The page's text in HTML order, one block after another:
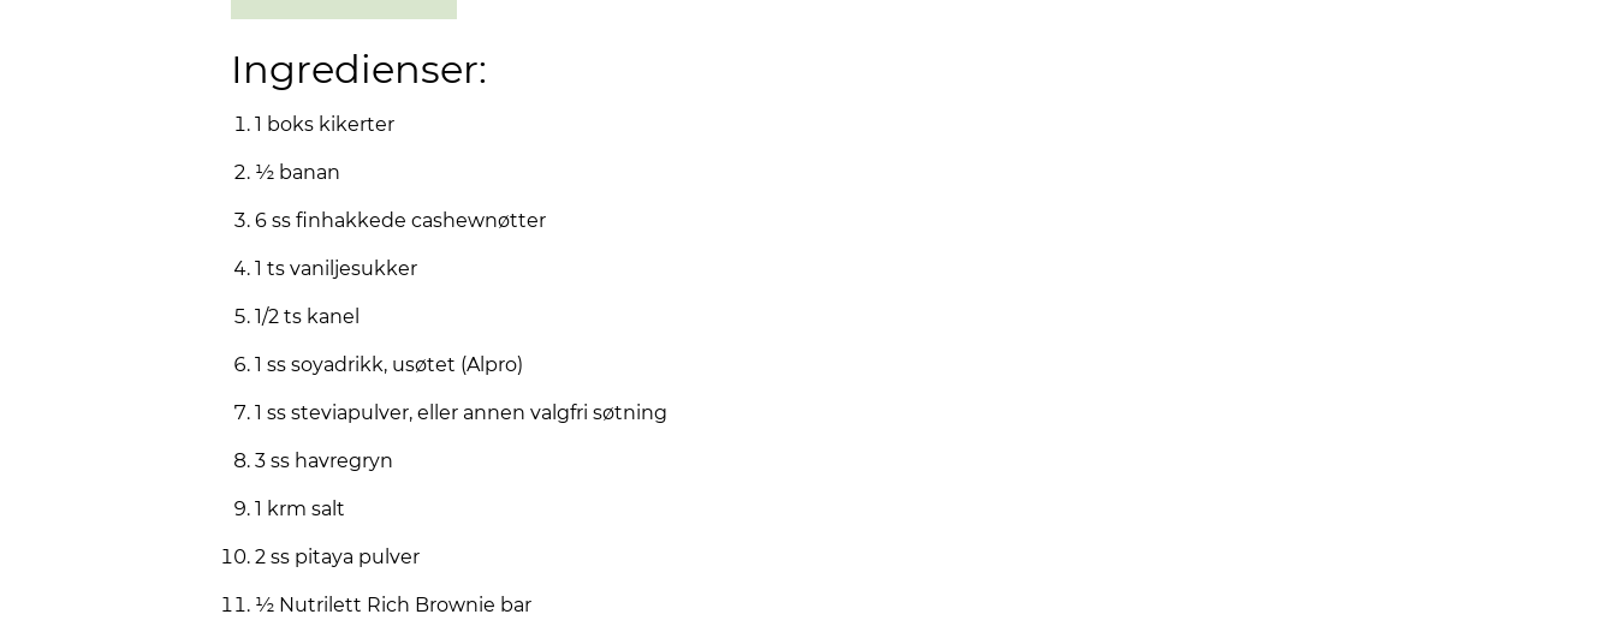
Ingredienser:
1 boks kikerter
½ banan
6 ss finhakkede cashewnøtter
1 ts vaniljesukker
1/2 ts kanel
1 ss soyadrikk, usøtet (Alpro)
1 ss steviapulver, eller annen valgfri søtning
3 ss havregryn
1 krm salt
2 ss pitaya pulver
½ Nutrilett Rich Brownie bar